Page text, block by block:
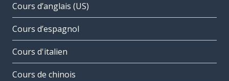
Cours d’anglais (US)
Cours d’espagnol
Cours d'italien
Cours de chinois